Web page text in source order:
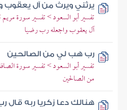
يرثني ويرث من آل يعقوب
تفسير أبو السعود > تفسير سورة
آل يعقوب واجعله رب رضيا
رب هب لي من الصالحين
تفسير أبو السعود > تفسير سورة
من الصالحين
هنالك دعا زكريا ربه